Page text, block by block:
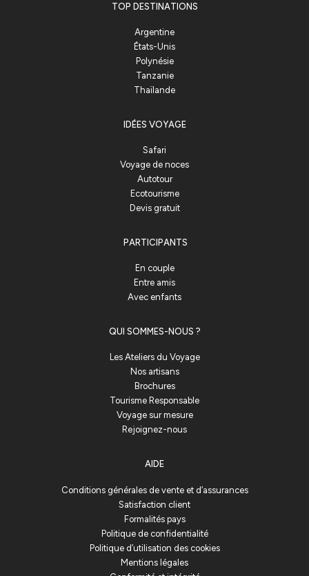
TOP DESTINATIONS
Argentine
États-Unis
Polynésie
Tanzanie
Thaïlande
IDÉES VOYAGE
Safari
Voyage de noces
Autotour
Ecotourisme
Devis gratuit
PARTICIPANTS
En couple
Entre amis
Avec enfants
QUI SOMMES-NOUS ?
Les Ateliers du Voyage
Nos artisans
Brochures
Tourisme Responsable
Voyage sur mesure
Rejoignez-nous
AIDE
Conditions générales de vente et d’assurances
Satisfaction client
Formalités pays
Politique de confidentialité
Politique d’utilisation des cookies
Mentions légales